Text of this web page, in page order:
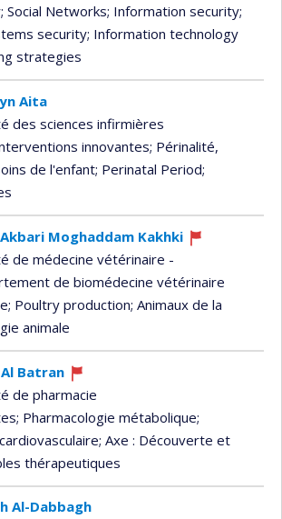
; Social Networks; Information security;
security; Information technology
strategies
Aita
des sciences infirmières
innovantes; Périnalité,
de l'enfant; Perinatal Period;
Akbari Moghaddam Kakhki
recruiting
de médecine vétérinaire -
de biomédecine vétérinaire
; Poultry production; Animaux de la
animale
Al Batran
Currently
recruiting
de pharmacie
; Pharmacologie métabolique;
; Axe : Découverte et
thérapeutiques
Al-Dabbagh